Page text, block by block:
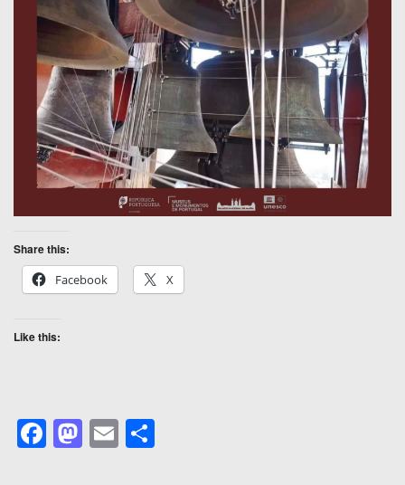
Share this:
Facebook
X
Like this:
F
a
M
a
E
m